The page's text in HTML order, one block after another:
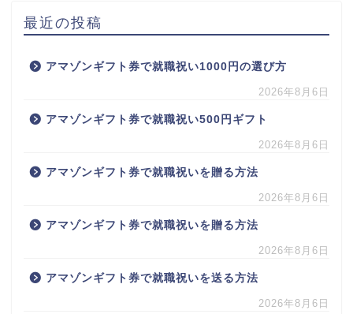
最近の投稿
アマゾンギフト券で就職祝い1000円の選び方
2026年8月6日
アマゾンギフト券で就職祝い500円ギフト
2026年8月6日
アマゾンギフト券で就職祝いを贈る方法
2026年8月6日
アマゾンギフト券で就職祝いを贈る方法
2026年8月6日
アマゾンギフト券で就職祝いを送る方法
2026年8月6日